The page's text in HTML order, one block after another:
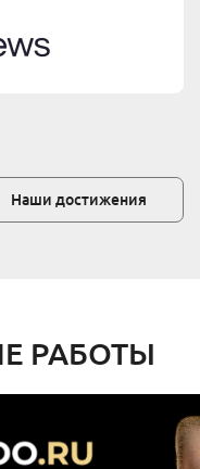
Наши достижения
РАБОТЫ